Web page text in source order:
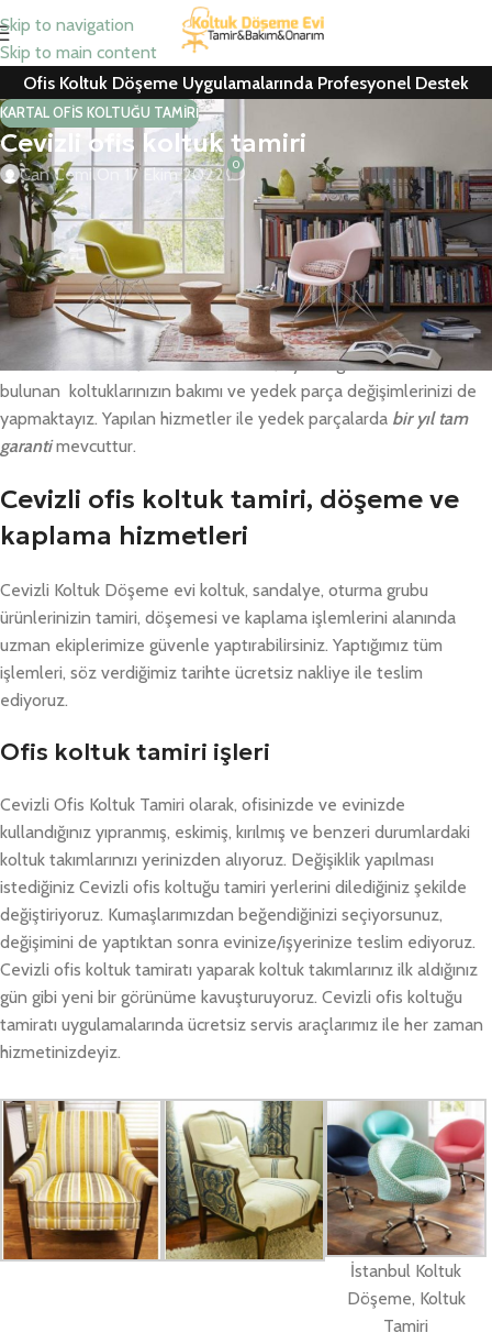
Skip to navigation
Skip to main content
Ofis Koltuk Döşeme Uygulamalarında Profesyonel Destek
KARTAL OFIS KOLTUĞU TAMIRI
Cevizli ofis koltuk tamiri
Can CemilOn 17 Ekim 2022 0
Cevizli ofis koltuk tamiri, koltuk kaplama, ofis koltuk döşeme,
berber koltuğu ve ofis koltuğu yedek parça değişimlerinde
ücretsiz nakliye ve keşif hizmeti için hemen arayın
Ofis ve büro çalışma koltukları ile ev oturma grupları için yedek
parça ve kumaş değişimleri itinayla yapılmaktadır. Kurumsal
firmalar ile sinema, konferans salonu, tiyatro gibi alanlarda
bulunan koltuklarınızın bakımı ve yedek parça değişimlerinizi de
yapmaktayız. Yapılan hizmetler ile yedek parçalarda bir yıl tam
garantimevcuttur.
Cevizli ofis koltuk tamiri, döşeme ve
kaplama hizmetleri
Cevizli Koltuk Döşeme evi koltuk, sandalye, oturma grubu
ürünlerinizin tamiri, döşemesi ve kaplama işlemlerini alanında
uzman ekiplerimize güvenle yaptırabilirsiniz. Yaptığımız tüm
işlemleri, söz verdiğimiz tarihte ücretsiz nakliye ile teslim
ediyoruz.
Ofis koltuk tamiri işleri
Cevizli Ofis Koltuk Tamiri olarak, ofisinizde ve evinizde
kullandığınız yıpranmış, eskimiş, kırılmış ve benzeri durumlardaki
koltuk takımlarınızı yerinizden alıyoruz. Değişiklik yapılması
istediğiniz Cevizli ofis koltuğu tamiri yerlerini dilediğiniz şekilde
değiştiriyoruz. Kumaşlarımızdan beğendiğinizi seçiyorsunuz,
değişimini de yaptıktan sonra evinize/işyerinize teslim ediyoruz.
Cevizli ofis koltuk tamiratı yaparak koltuk takımlarınız ilk aldığınız
gün gibi yeni bir görünüme kavuşturuyoruz. Cevizli ofis koltuğu
tamiratı uygulamalarında ücretsiz servis araçlarımız ile her zaman
hizmetinizdeyiz.
İstanbul Koltuk
Döşeme, Koltuk
Tamiri